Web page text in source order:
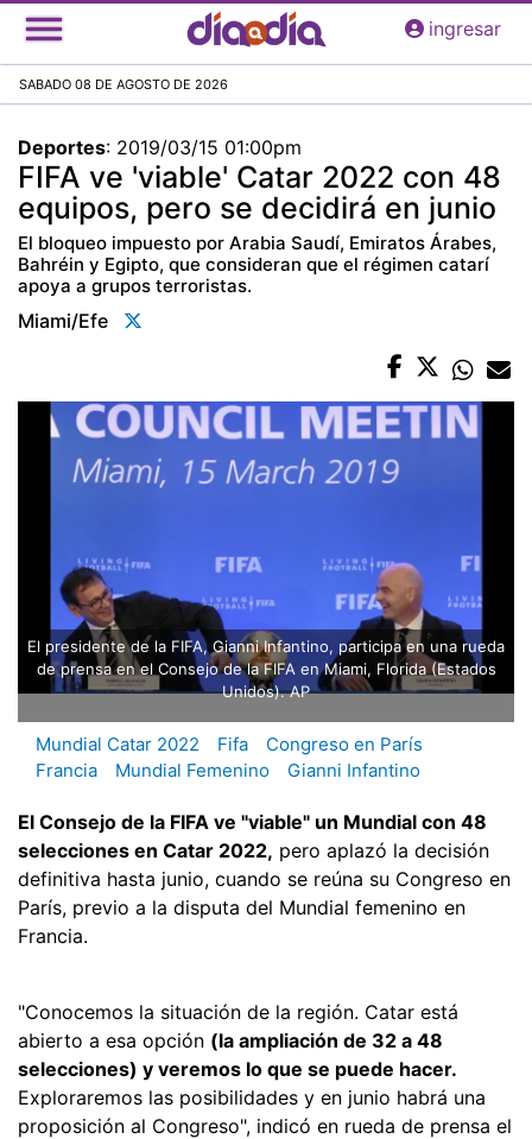
Pasar
al
principal
ingresar
SABADO 08 DE AGOSTO DE 2026
Deportes: 2019/03/15 01:00pm
FIFA ve 'viable' Catar 2022 con 48
equipos, pero se decidirá en junio
El bloqueo impuesto por Arabia Saudí, Emiratos Árabes,
Bahréin y Egipto, que consideran que el régimen catarí
apoya a grupos terroristas.
Miami/efe
El presidente de la FIFA, Gianni Infantino, participa en una rueda
de prensa en el Consejo de la FIFA en Miami, Florida (Estados
Unidos). AP
Mundial Catar 2022 Fifa
Congreso en París
Francia
Mundial Femenino Gianni Infantino
El Consejo de la FIFA ve "viable" un Mundial con 48
selecciones en Catar 2022, pero aplazó la decisión
definitiva hasta junio, cuando se reúna su Congreso en
París, previo a la disputa del Mundial femenino en
Francia.
"Conocemos la situación de la región. Catar está
abierto a esa opción (la ampliación de 32 a 48
selecciones) y veremos lo que se puede hacer.
Exploraremos las posibilidades y en junio habrá una
proposición al Congreso", indicó en rueda de prensa el